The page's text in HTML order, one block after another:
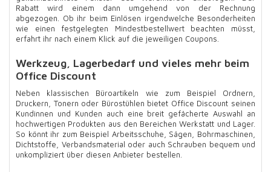
Rabatt wird einem dann umgehend von der Rechnung
abgezogen. Ob ihr beim Einlösen irgendwelche Besonderheiten
wie einen festgelegten Mindestbestellwert beachten müsst,
erfahrt ihr nach einem Klick auf die jeweiligen Coupons.
Werkzeug, Lagerbedarf und vieles mehr beim
Office Discount
Neben klassischen Büroartikeln wie zum Beispiel Ordnern,
Druckern, Tonern oder Bürostühlen bietet Office Discount seinen
Kundinnen und Kunden auch eine breit gefächerte Auswahl an
hochwertigen Produkten aus den Bereichen Werkstatt und Lager.
So könnt ihr zum Beispiel Arbeitsschuhe, Sägen, Bohrmaschinen,
Dichtstoffe, Verbandsmaterial oder auch Schrauben bequem und
unkompliziert über diesen Anbieter bestellen.